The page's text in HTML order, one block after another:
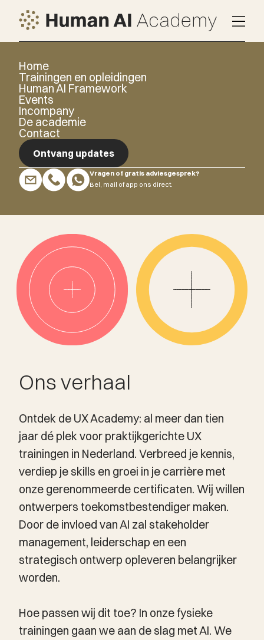
Home
Trainingen en opleidingen
Human AI Framework
Events
Incompany
De academie
Contact
Ontvang updates
Ontvang updates
Vragen of gratis adviesgesprek?
Bel, mail of app ons direct.
Ons verhaal
Ontdek de UX Academy: al meer dan tien
jaar dé plek voor praktijkgerichte UX
trainingen in Nederland. Verbreed je kennis,
verdiep je skills en groei in je carrière met
onze gerenommeerde certificaten. Wij willen
ontwerpers toekomstbestendiger maken.
Door de invloed van AI zal stakeholder
management, leiderschap en een
strategisch ontwerp opleveren belangrijker
worden.
Hoe passen wij dit toe? In onze fysieke
trainingen gaan we aan de slag met AI. We